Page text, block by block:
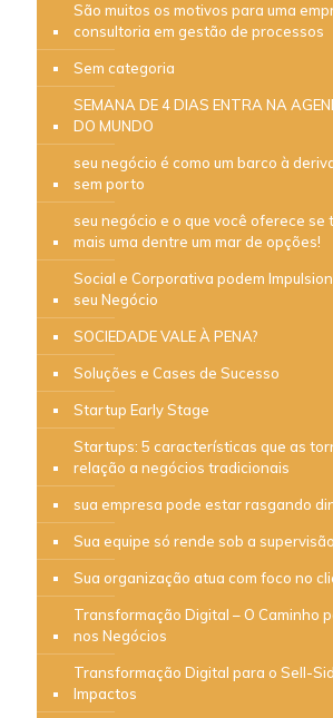
São muitos os motivos para uma
consultoria em gestão de processos
Sem categoria
SEMANA DE 4 DIAS ENTRA NA
DO MUNDO
seu negócio é como um barco à
sem porto
seu negócio e o que você oferece se
mais uma dentre um mar de opções!
Social e Corporativa podem
seu Negócio
SOCIEDADE VALE À PENA?
Soluções e Cases de Sucesso
Startup Early Stage
Startups: 5 características que as
relação a negócios tradicionais
sua empresa pode estar rasgando
Sua equipe só rende sob a
Sua organização atua com foco no
Transformação Digital – O Caminho
nos Negócios
Transformação Digital para o Sell-
Impactos